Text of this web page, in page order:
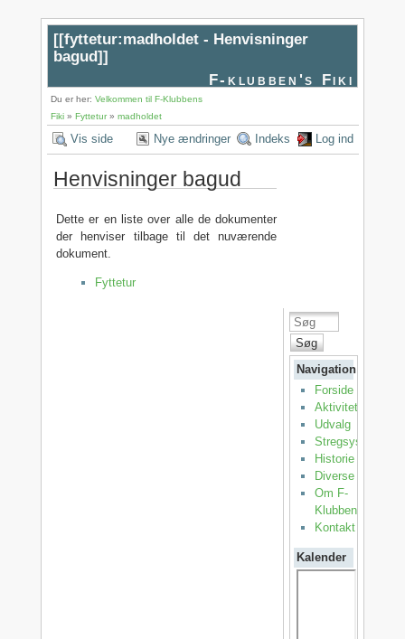
[[fyttetur:madholdet - Henvisninger
bagud]]
F-klubben's Fiki
Du er her:Velkommen til F-Klubbens
Fiki »Fyttetur»madholdet
Vis side Nye ændringer Indeks Log ind
Henvisninger bagud
Dette er en liste over alle de dokumenter
der henviser tilbage til det nuværende
dokument.
Fyttetur
Søg
Navigation
Forside
Aktiviteter
Udvalg
Stregsystemet
Historie
Diverse
Om F-
Klubben
Kontakt
Kalender